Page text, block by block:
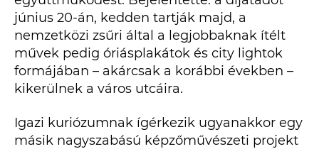
június 20-án, kedden tartják majd, a
nemzetközi zsűri által a legjobbaknak ítélt
művek pedig óriásplakátok és city lightok
formájában – akárcsak a korábbi években –
kikerülnek a város utcáira.
Igazi kuriózumnak ígérkezik ugyanakkor egy
másik nagyszabású képzőművészeti projekt